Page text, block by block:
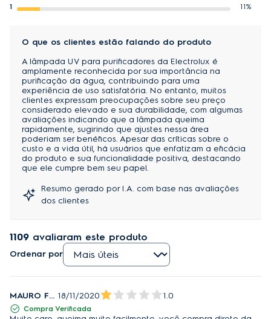
1 11%
O que os clientes estão falando do produto
A lâmpada UV para purificadores da Electrolux é
amplamente reconhecida por sua importância na
purificação da água, contribuindo para uma
experiência de uso satisfatória. No entanto, muitos
clientes expressam preocupações sobre seu preço
considerado elevado e sua durabilidade, com algumas
avaliações indicando que a lâmpada queima
rapidamente, sugirindo que ajustes nessa área
poderiam ser benéficos. Apesar das críticas sobre o
custo e a vida útil, há usuários que enfatizam a eficácia
do produto e sua funcionalidade positiva, destacando
que ele cumpre bem seu papel.
Resumo gerado por I.A. com base nas avaliações
dos clientes
1109 avaliaram este produto
Ordenar por
MAURO FERREIRA DA SILVA 18/11/2020 1.0
Compra Verificada